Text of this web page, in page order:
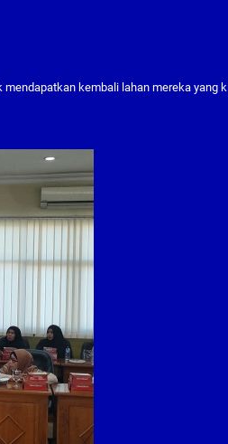
mendapatkan kembali lahan mereka yang